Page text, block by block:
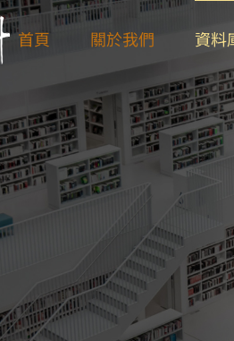
首頁 關於我們 資料